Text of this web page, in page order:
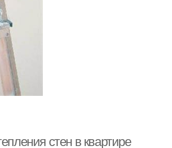
стен в квартире